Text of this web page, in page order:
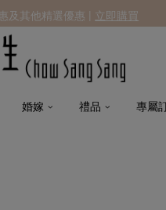
婚嫁 禮品 專屬
及其他精選優惠 | 立即購買